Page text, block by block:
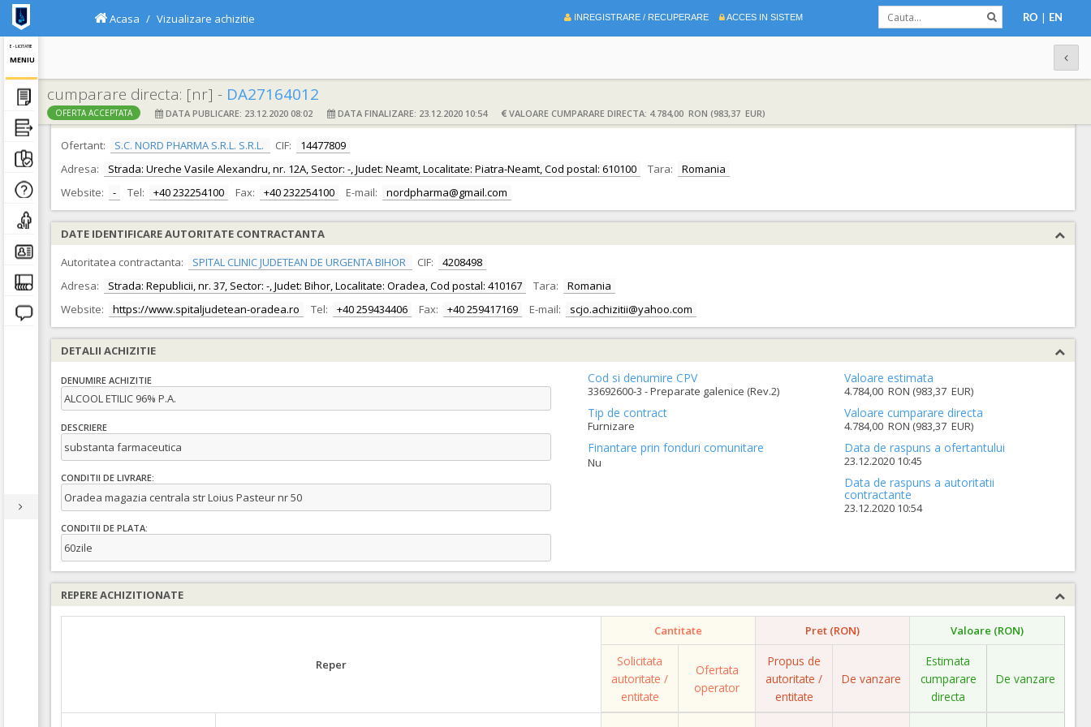
E - LICITATIE
MENIU
INREGISTRARE / RECUPERARE ACCES IN SISTEM RO | EN
Acasa Vizualizare achizitie
cumparare directa: [nr] - DA27164012
OFERTA ACCEPTATA DATA PUBLICARE: 23.12.2020 08:02 DATA FINALIZARE: 23.12.2020 10:54 VALOARE CUMPARARE DIRECTA: 4.784,00 RON (983,37 EUR)
DATE IDENTIFICARE OFERTANT
Ofertant:
S.C. NORD PHARMA S.R.L. S.R.L. CIF:
14477809
Adresa:
Strada: Ureche Vasile Alexandru, nr. 12A, Sector: -, Judet: Neamt, Localitate: Piatra-Neamt, Cod postal: 610100 Tara:
Romania
Website:
- Tel: +40 232254100 Fax: +40 232254100 E-mail: nordpharma@gmail.com
DATE IDENTIFICARE AUTORITATE CONTRACTANTA
Autoritatea contractanta:
SPITAL CLINIC JUDETEAN DE URGENTA BIHOR CIF:
4208498
Adresa:
Strada: Republicii, nr. 37, Sector: -, Judet: Bihor, Localitate: Oradea, Cod postal: 410167 Tara:
Romania
Website:
https://www.spitaljudetean-oradea.ro Tel: +40 259434406 Fax: +40 259417169 E-mail: scjo.achizitii@yahoo.com
DETALII ACHIZITIE
DENUMIRE ACHIZITIE
ALCOOL ETILIC 96% P.A.
DESCRIERE
substanta farmaceutica
CONDITII DE LIVRARE:
Oradea magazia centrala str Loius Pasteur nr 50
CONDITII DE PLATA:
60zile
Cod si denumire CPV
33692600-3 - Preparate galenice (Rev.2)
Tip de contract
Furnizare
Finantare prin fonduri comunitare
Nu
Valoare estimata
4.784,00 RON (983,37 EUR)
Valoare cumparare directa
4.784,00 RON (983,37 EUR)
Data de raspuns a ofertantului
23.12.2020 10:45
Data de raspuns a autoritatii
contractante
23.12.2020 10:54
REPERE ACHIZITIONATE
Reper
Cantitate Pret (RON) Valoare (RON)
Solicitata
autoritate /
entitate
Ofertata
operator
Propus de
autoritate /
entitate
De vanzare
Estimata
cumparare
directa
De vanzare